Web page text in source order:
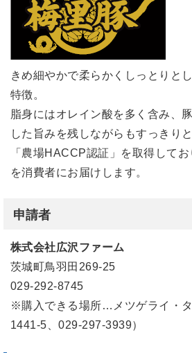
きめ細やかで柔らかくしっとりと
特徴。
脂身にはオレイン酸を多く含み、
した旨みを残しながらもすっきり
「農場HACCP認証」を取得して
を消費者にお届けします。
申請者
株式会社広沢ファーム
茨城町鳥羽田269-25
029-292-8745
※購入できる場所…メツゲライ・
1441-5、029-297-3939）